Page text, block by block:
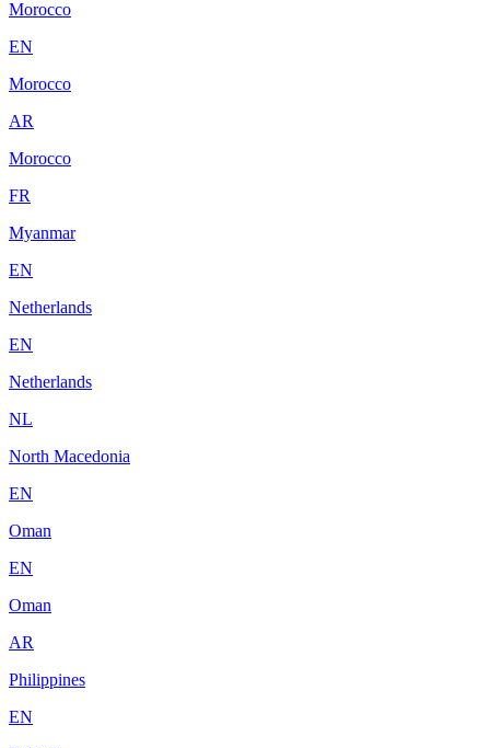
Morocco
EN
Morocco
AR
Morocco
FR
Myanmar
EN
Netherlands
EN
Netherlands
NL
North Macedonia
EN
Oman
EN
Oman
AR
Philippines
EN